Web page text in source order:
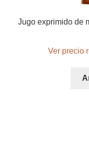
Jugo exprimido de
Ver precio